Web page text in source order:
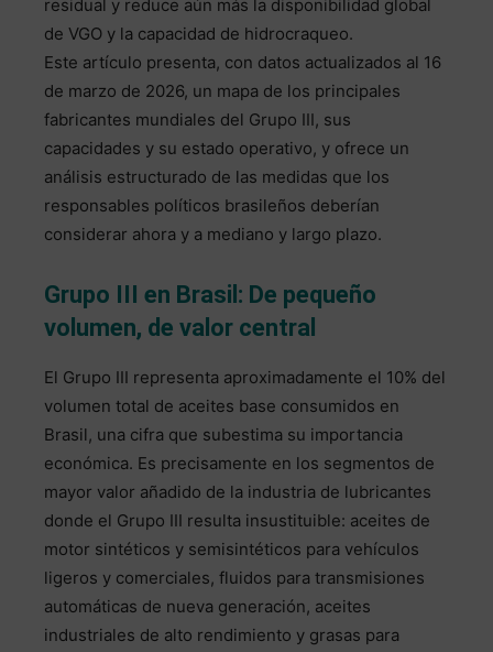
residual y reduce aún más la disponibilidad global
de VGO y la capacidad de hidrocraqueo.
Este artículo presenta, con datos actualizados al 16
de marzo de 2026, un mapa de los principales
fabricantes mundiales del Grupo III, sus
capacidades y su estado operativo, y ofrece un
análisis estructurado de las medidas que los
responsables políticos brasileños deberían
considerar ahora y a mediano y largo plazo.
Grupo III en Brasil: De pequeño
volumen, de valor central
El Grupo III representa aproximadamente el 10% del
volumen total de aceites base consumidos en
Brasil, una cifra que subestima su importancia
económica. Es precisamente en los segmentos de
mayor valor añadido de la industria de lubricantes
donde el Grupo III resulta insustituible: aceites de
motor sintéticos y semisintéticos para vehículos
ligeros y comerciales, fluidos para transmisiones
automáticas de nueva generación, aceites
industriales de alto rendimiento y grasas para